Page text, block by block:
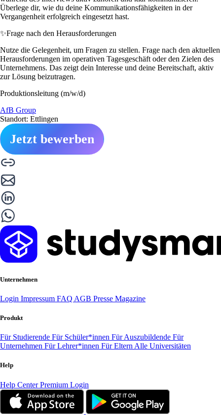
Überlege dir, wie du deine Kommunikationsfähigkeiten in der
Vergangenheit erfolgreich eingesetzt hast.
✨Frage nach den Herausforderungen
Nutze die Gelegenheit, um Fragen zu stellen. Frage nach den aktuellen
Herausforderungen im operativen Tagesgeschäft oder den Zielen des
Unternehmens. Das zeigt dein Interesse und deine Bereitschaft, aktiv
zur Lösung beizutragen.
Produktionsleitung (m/w/d)
AfB Group
Standort: Ettlingen
Jetzt bewerben
Unternehmen
Login Impressum FAQ AGB Presse Magazine
Produkt
Für Studierende Für Schüler*innen Für Auszubildende Für
Unternehmen Für Lehrer*innen Für Eltern Alle Universitäten
Help
Help CenterPremium Login